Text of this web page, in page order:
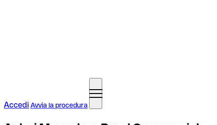
Accedi Avvia la procedura